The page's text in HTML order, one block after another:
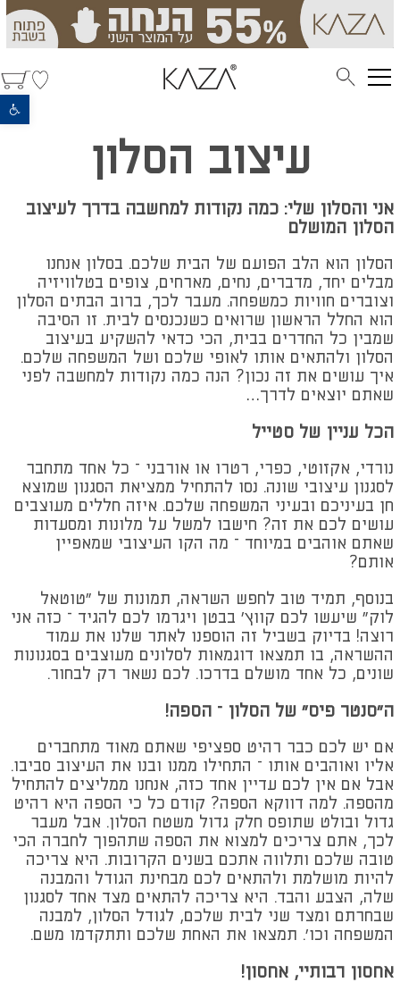
פתח סרגל נגישות
עיצוב הסלון
אני והסלון שלי: כמה נקודות למחשבה בדרך לעיצוב
הסלון המושלם
הסלון הוא הלב הפועם של הבית שלכם. בסלון אנחנו
מבלים יחד, מדברים, נחים, מארחים, צופים בטלוויזיה
וצוברים חוויות כמשפחה. מעבר לכך, ברוב הבתים הסלון
הוא החלל הראשון שרואים כשנכנסים לבית. זו הסיבה
שמבין כל החדרים בבית, הכי כדאי להשקיע בעיצוב
הסלון ולהתאים אותו לאופי שלכם ושל המשפחה שלכם.
איך עושים את זה נכון? הנה כמה נקודות למחשבה לפני
שאתם יוצאים לדרך…
הכל עניין של סטייל
נורדי, אקזוטי, כפרי, רטרו או אורבני – כל אחד מתחבר
לסגנון עיצובי שונה. נסו להתחיל ממציאת הסגנון שמוצא
חן בעיניכם ובעיני המשפחה שלכם. איזה חללים מעוצבים
עושים לכם את זה? חישבו למשל על מלונות ומסעדות
שאתם אוהבים במיוחד – מה הקו העיצובי שמאפיין
אותם?
בנוסף, תמיד טוב לחפש השראה, תמונות של "טוטאל
לוק" שיעשו לכם קווץ' בבטן ויגרמו לכם להגיד – כזה אני
רוצה! בדיוק בשביל זה הוספנו לאתר שלנו את עמוד
ההשראה, בו תמצאו דוגמאות לסלונים מעוצבים בסגנונות
שונים, כל אחד מושלם בדרכו. לכם נשאר רק לבחור.
ה"סנטר פיס" של הסלון – הספה!
אם יש לכם כבר רהיט ספציפי שאתם מאוד מתחברים
אליו ואוהבים אותו – התחילו ממנו ובנו את העיצוב סביבו.
אבל אם אין לכם עדיין אחד כזה, אנחנו ממליצים להתחיל
מהספה. למה דווקא הספה? קודם כל כי הספה היא רהיט
גדול ובולט שתופס חלק גדול משטח הסלון. אבל מעבר
לכך, אתם צריכים למצוא את הספה שתהפוך לחברה הכי
טובה שלכם ותלווה אתכם בשנים הקרובות. היא צריכה
להיות מושלמת ולהתאים לכם מבחינת הגודל והמבנה
שלה, הצבע והבד. היא צריכה להתאים מצד אחד לסגנון
שבחרתם ומצד שני לבית שלכם, לגודל הסלון, למבנה
המשפחה וכו'. תמצאו את האחת שלכם ותתקדמו משם.
אחסון רבותיי, אחסון!